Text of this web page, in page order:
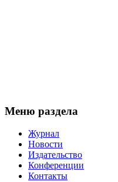
Меню раздела
Журнал
Новости
Издательство
Конференции
Контакты